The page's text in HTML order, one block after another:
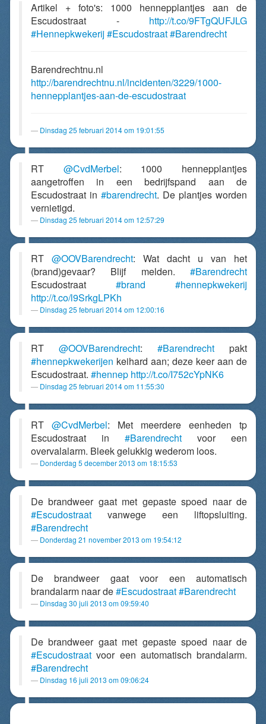
Artikel + foto's: 1000 hennepplantjes aan de
Escudostraat - http://t.co/9FTgQUFJLG
#Hennepkwekerij#Escudostraat#Barendrecht
Barendrechtnu.nl
http://barendrechtnu.nl/incidenten/3229/1000-
hennepplantjes-aan-de-escudostraat
Dinsdag 25 februari 2014 om 19:01:55
RT @CvdMerbel: 1000 hennepplantjes
aangetroffen in een bedrijfspand aan de
Escudostraat in #barendrecht. De plantjes worden
vernietigd.
Dinsdag 25 februari 2014 om 12:57:29
RT @OOVBarendrecht: Wat dacht u van het
(brand)gevaar? Blijf melden. #Barendrecht
Escudostraat #brand
#hennepkwekerij
http://t.co/l9SrkgLPKh
Dinsdag 25 februari 2014 om 12:00:16
RT @OOVBarendrecht: #Barendrecht pakt
#hennepkwekerijen keihard aan; deze keer aan de
Escudostraat. #hennep http://t.co/I752cYpNK6
Dinsdag 25 februari 2014 om 11:55:30
RT @CvdMerbel: Met meerdere eenheden tp
Escudostraat in #Barendrecht voor een
overvalalarm. Bleek gelukkig wederom loos.
Donderdag 5 december 2013 om 18:15:53
De brandweer gaat met gepaste spoed naar de
#Escudostraat vanwege een liftopsluiting.
#Barendrecht
Donderdag 21 november 2013 om 19:54:12
De brandweer gaat voor een automatisch
brandalarm naar de#Escudostraat#Barendrecht
Dinsdag 30 juli 2013 om 09:59:40
De brandweer gaat met gepaste spoed naar de
#Escudostraat voor een automatisch brandalarm.
#Barendrecht
Dinsdag 16 juli 2013 om 09:06:24